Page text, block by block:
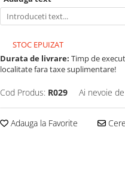
STOC EPUIZAT
Durata de livrare: Timp de
localitate fara taxe suplimentare!
Cod Produs: R029 Ai nevoie
Adauga la Favorite